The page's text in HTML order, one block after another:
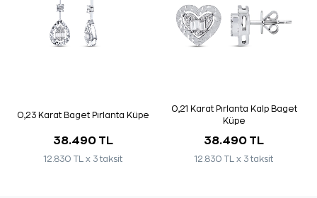
0,23 Karat Baget Pırlanta Küpe
38.490 TL
12.830 TL x 3 taksit
0,21 Karat Pırlanta Kalp Baget
Küpe
38.490 TL
12.830 TL x 3 taksit